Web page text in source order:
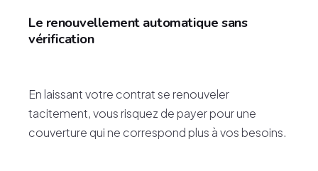
Le renouvellement automatique sans
vérification
En laissant votre contrat se renouveler
tacitement, vous risquez de payer pour une
couverture qui ne correspond plus à vos besoins.